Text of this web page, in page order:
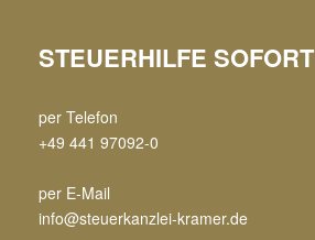
STEUERHILFE SOFORT
per Telefon
+49 441 97092-0
per E-Mail
info@steuerkanzlei-kramer.de